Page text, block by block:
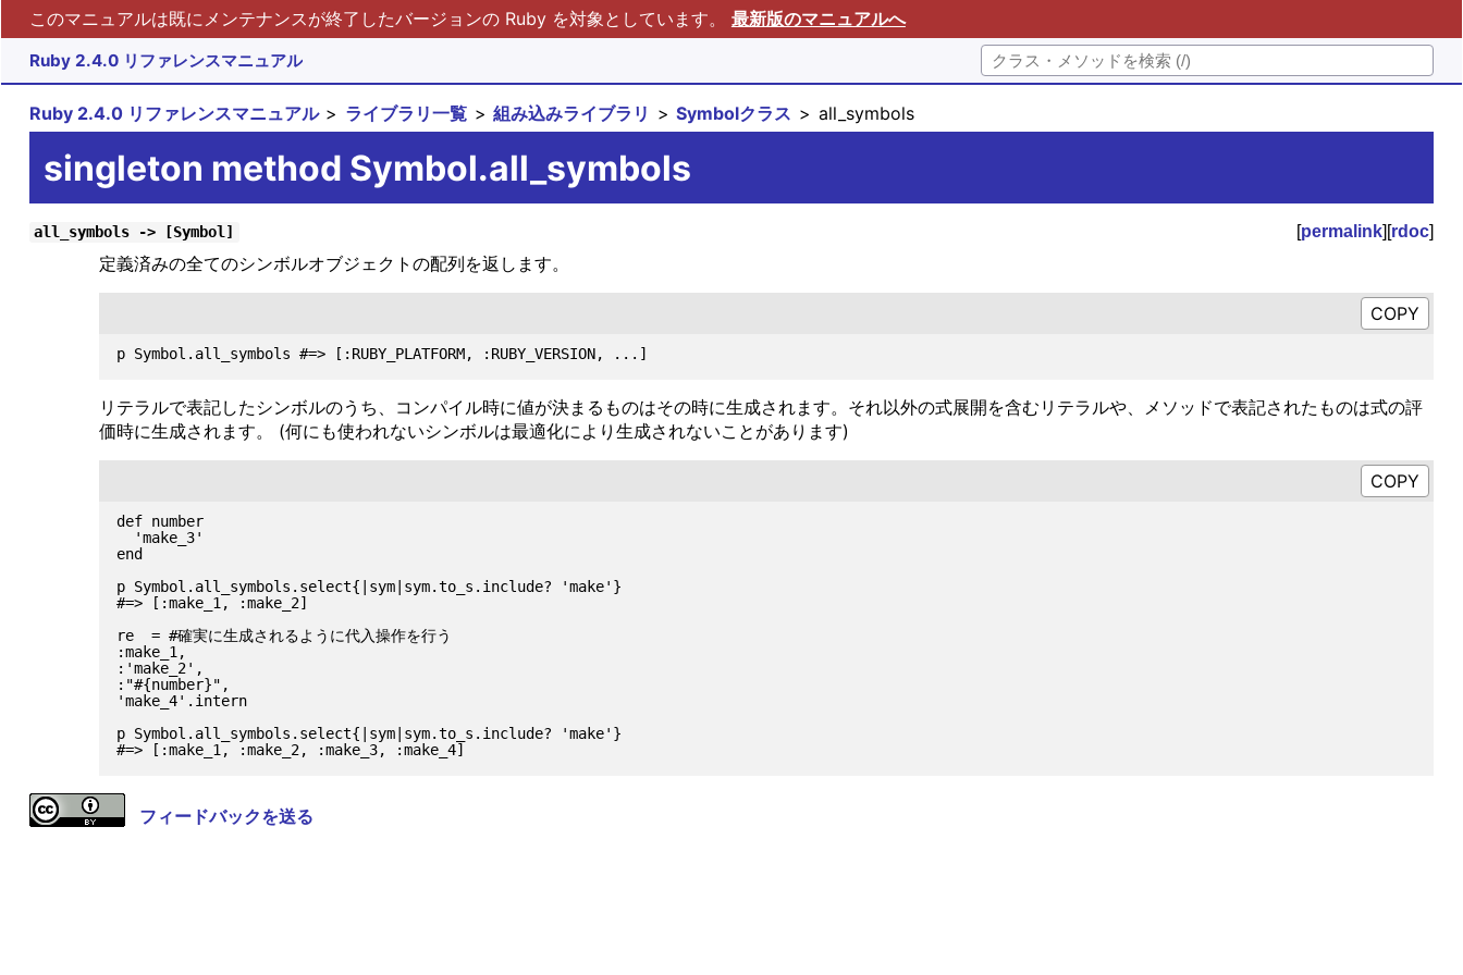
このマニュアルは既にメンテナンスが終了したバージョンの Ruby を対象としています。 最新版のマニュアルへ
Ruby 2.4.0 リファレンスマニュアル
Ruby 2.4.0 リファレンスマニュアル ライブラリ一覧 組み込みライブラリ Symbolクラス all_symbols
singleton method Symbol.all_symbols
all_symbols -> [Symbol] [permalink][rdoc]
定義済みの全てのシンボルオブジェクトの配列を返します。
リテラルで表記したシンボルのうち、コンパイル時に値が決まるものはその時に生成されます。それ以外の式展開を含むリテラルや、メソッドで表記されたものは式の評
価時に生成されます。 (何にも使われないシンボルは最適化により生成されないことがあります)
def number
  'make_3'
end
p Symbol.all_symbols.select{|sym|sym.to_s.include? 'make'}
#=> [:make_1, :make_2]
re  = #確実に生成されるように代入操作を行う
:make_1,
:'make_2',
:"#{number}",
'make_4'.intern
p Symbol.all_symbols.select{|sym|sym.to_s.include? 'make'}
フィードバックを送る